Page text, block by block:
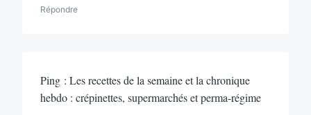
Répondre
Ping : Les recettes de la semaine et la chronique
hebdo : crépinettes, supermarchés et perma-régime